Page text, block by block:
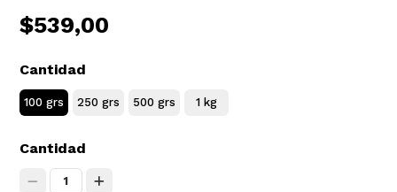
$539,00
Cantidad
100 grs 250 grs 500 grs 1 kg
Cantidad
1